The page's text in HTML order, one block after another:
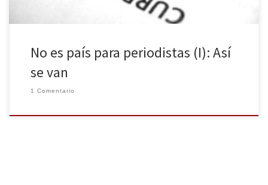
No es país para periodistas (I): Así
se van
1 Comentario